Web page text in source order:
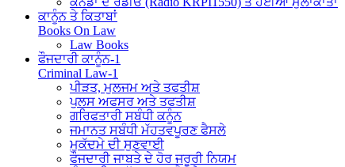
ਕਾਨੂੰਨ ਤੇ ਕਿਤਾਬਾਂ
Books On Law
Law Books
ਫੌਜਦਾਰੀ ਕਾਨੂੰਨ-1
Criminal Law-1
ਪੀੜਤ, ਮੁਲਜਮ ਅਤੇ ਤਫਤੀਸ਼
ਪੁਲਸ ਅਫਸਰ ਅਤੇ ਤਫਤੀਸ਼
ਗਰਿਫਤਾਰੀ ਸਬੰਧੀ ਕਨੂੰਨ
ਜਮਾਨਤ ਸਬੰਧੀ ਮੱਹਤਵਪੂਰਣ ਫੈਸਲੇ
ਮੁਕੱਦਮੇ ਦੀ ਸੁਣਵਾਈ
ਫੌਜਦਾਰੀ ਜਾਬਤੇ ਦੇ ਹੋਰ ਜਰੂਰੀ ਨਿਯਮ